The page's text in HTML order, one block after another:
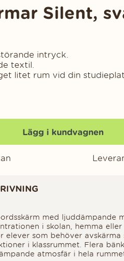
Silent,
intryck.
textil.
litet rum vid din
Lägg i kundvagnen
med ljuddämpande
i skolan, hemma
elever som behöver
i klassrummet. Flera
atmosfär i hela